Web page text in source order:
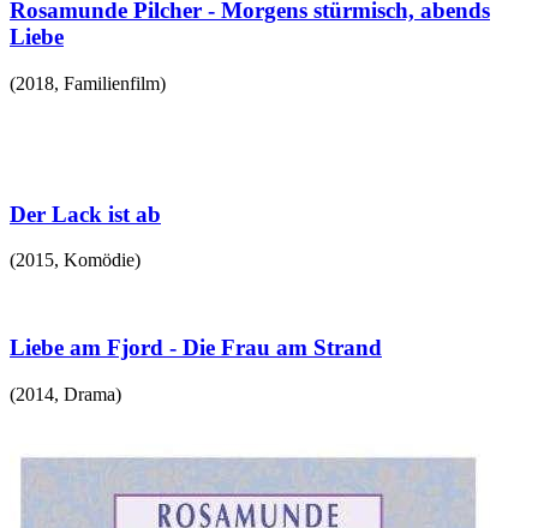
Rosamunde Pilcher - Morgens stürmisch, abends
Liebe
(2018, Familienfilm)
Der Lack ist ab
(2015, Komödie)
Liebe am Fjord - Die Frau am Strand
(2014, Drama)